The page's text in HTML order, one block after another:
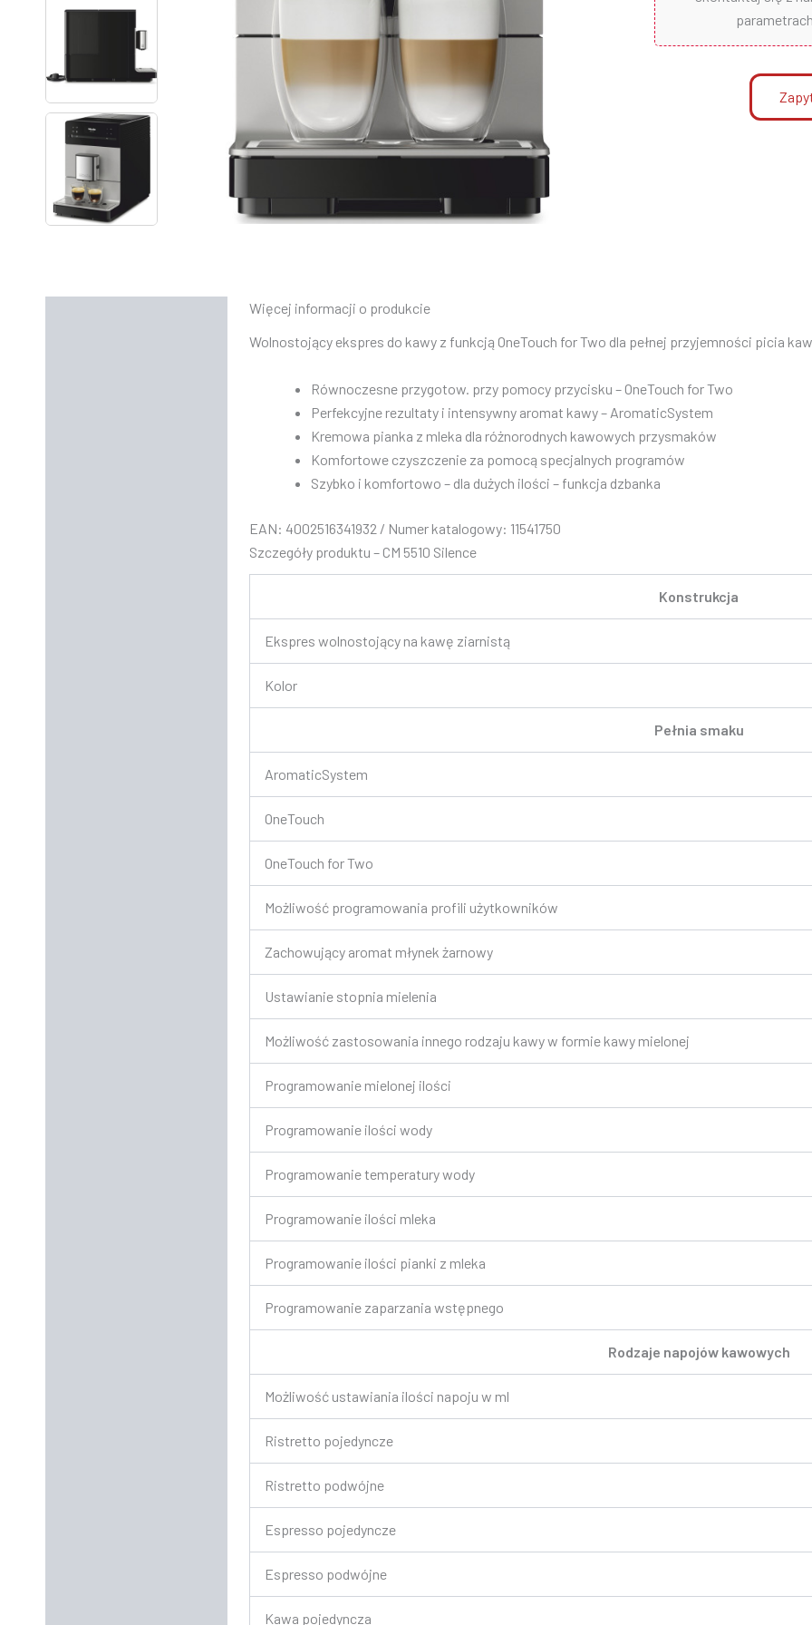
Więcej informacji o produkcie
Wolnostojący ekspres do kawy z funkcją OneTouch for Two dla pełnej przyjemności picia
Równoczesne przygotow. przy pomocy przycisku – OneTouch for Two
Perfekcyjne rezultaty i intensywny aromat kawy – AromaticSystem
Kremowa pianka z mleka dla różnorodnych kawowych przysmaków
Komfortowe czyszczenie za pomocą specjalnych programów
Szybko i komfortowo – dla dużych ilości – funkcja dzbanka
EAN: 4002516341932 / Numer katalogowy: 11541750
Szczegóły produktu – CM 5510 Silence
Konstrukcja
Ekspres wolnostojący na kawę ziarnistą
Kolor
Pełnia smaku
AromaticSystem
OneTouch
OneTouch for Two
Możliwość programowania profili użytkowników
Zachowujący aromat młynek żarnowy
Ustawianie stopnia mielenia
Możliwość zastosowania innego rodzaju kawy w formie kawy mielonej
Programowanie mielonej ilości
Programowanie ilości wody
Programowanie temperatury wody
Programowanie ilości mleka
Programowanie ilości pianki z mleka
Programowanie zaparzania wstępnego
Rodzaje napojów kawowych
Możliwość ustawiania ilości napoju w ml
Ristretto pojedyncze
Ristretto podwójne
Espresso pojedyncze
Espresso podwójne
Kawa pojedyncza